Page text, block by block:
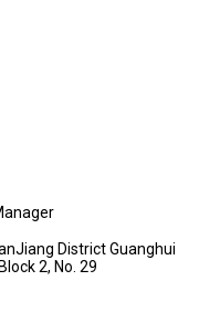
District Guanghui
2, No. 29